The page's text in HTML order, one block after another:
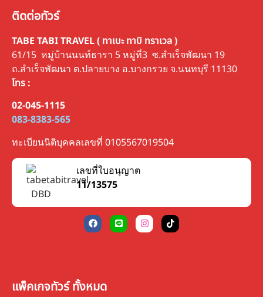
ติดต่อทัวร์
TABE TABI TRAVEL ( ทาเบะ ทาบิ ทราเวล )
61/15 หมู่บ้านนนท์ธารา 5 หมู่ที่3 ซ.สำเร็จพัฒนา 19
ถ.สำเร็จพัฒนา ต.ปลายบาง อ.บางกรวย จ.นนทบุรี 11130
โทร :
02-045-1115
083-8383-565
ทะเบียนนิติบุคคลเลขที่ 0105567019504
เลขที่ใบอนุญาต
11/13575
แพ็คเกจทัวร์ ทั้งหมด